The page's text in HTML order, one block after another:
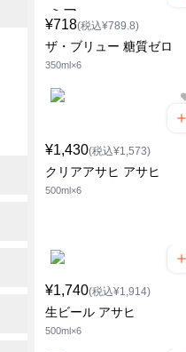
¥718(税込¥789.8)
ザ・ブリュー 糖質ゼロ
350ml×6
¥1,430(税込¥1,573)
クリアアサヒ アサヒ
500ml×6
¥1,740(税込¥1,914)
生ビール アサヒ
500ml×6